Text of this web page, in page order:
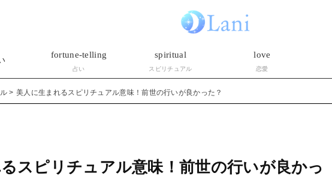
fortune-telling
占い
spiritual
スピリチュアル
love
恋愛
美人に生まれるスピリチュアル意味！前世の行いが良かった？
スピリチュアル意味！前世の行いが良かっ